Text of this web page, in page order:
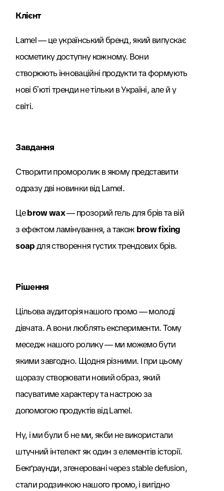
Клієнт
Lamel — це український бренд, який випускає
косметику доступну кожному. Вони
створюють інноваційні продукти та формують
нові бʼюті тренди не тільки в Україні, але й у
світі.
Завдання
Створити проморолик в якому представити
одразу дві новинки від Lamel.
Цеbrow wax— прозорий гель для брів та вій
з ефектом ламінування, а також brow fixing
soapдля створення густих трендових брів.
Рішення
Цільова аудиторія нашого промо — молоді
дівчата. А вони люблять експерименти. Тому
меседж нашого ролику — ми можемо бути
якими завгодно. Щодня різними. І при цьому
щоразу створювати новий образ, який
пасуватиме характеру та настрою за
допомогою продуктів від Lamel.
Ну, і ми були б не ми, якби не використали
штучний інтелект як один з елементів історії.
Бекґраунди, згенеровані через stable defusion,
стали родзинкою нашого промо, і вигідно